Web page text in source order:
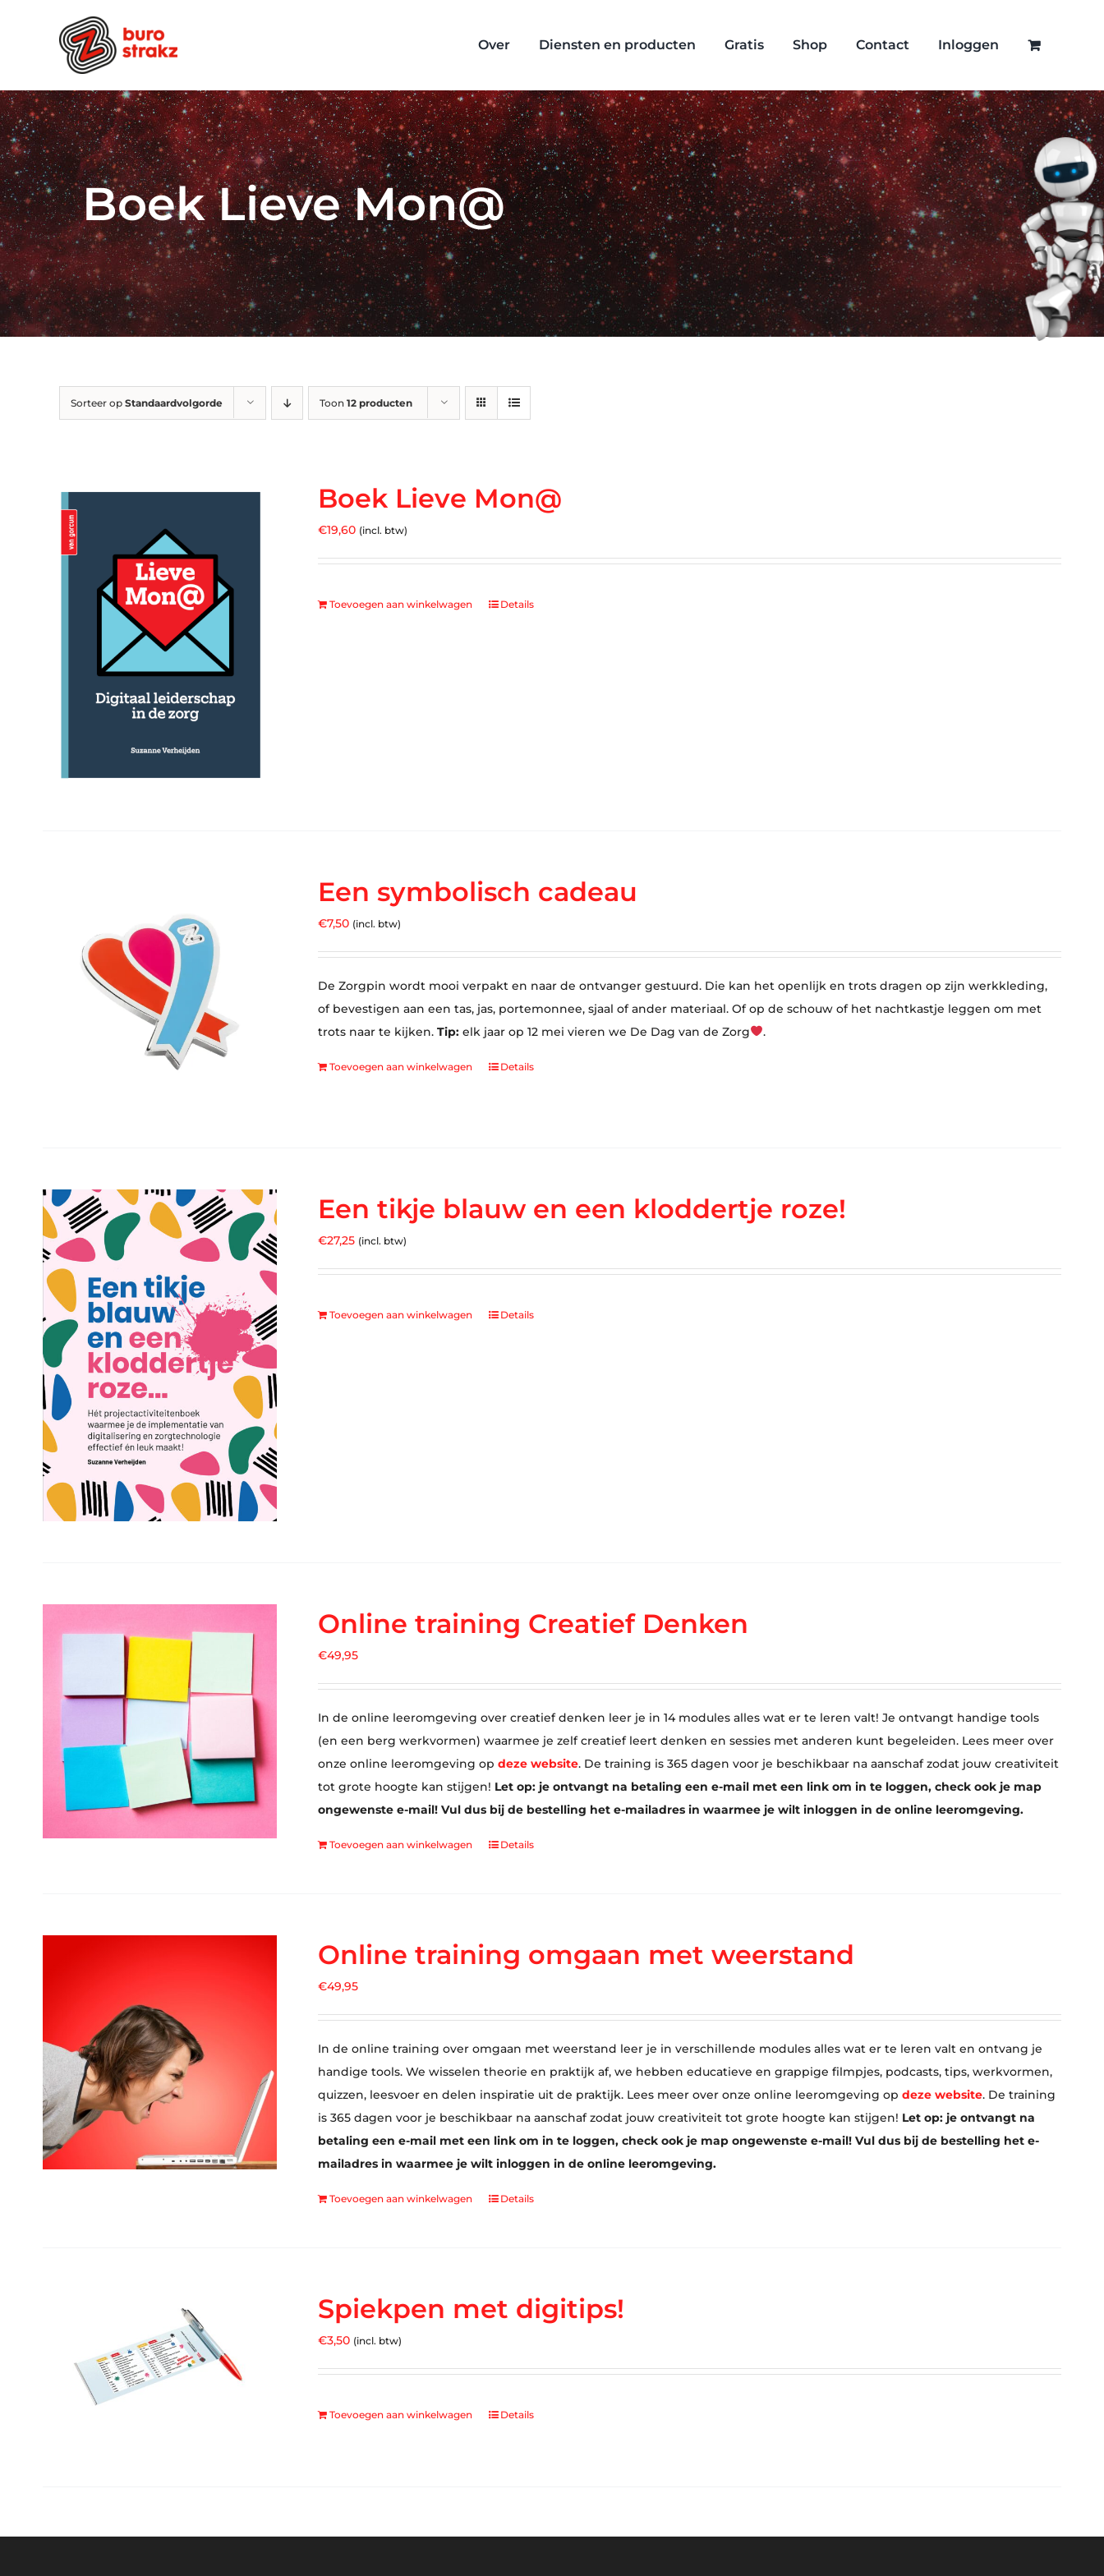
Over Diensten en producten Gratis Shop Contact Inloggen
Boek Lieve Mon@
Sorteer op Standaardvolgorde Toon 12 producten
Boek Lieve Mon@
€19,60 (incl. btw)
Toevoegen aan winkelwagen Details
Een symbolisch cadeau
€7,50 (incl. btw)
De Zorgpin wordt mooi verpakt en naar de ontvanger gestuurd. Die kan het openlijk en trots dragen op zijn werkkleding,
of bevestigen aan een tas, jas, portemonnee, sjaal of ander materiaal. Of op de schouw of het nachtkastje leggen om met
trots naar te kijken. Tip: elk jaar op 12 mei vieren we De Dag van de Zorg .
Toevoegen aan winkelwagen Details
Een tikje blauw en een kloddertje roze!
€27,25 (incl. btw)
Toevoegen aan winkelwagen Details
Online training Creatief Denken
€49,95
In de online leeromgeving over creatief denken leer je in 14 modules alles wat er te leren valt! Je ontvangt handige tools
(en een berg werkvormen) waarmee je zelf creatief leert denken en sessies met anderen kunt begeleiden. Lees meer over
onze online leeromgeving op deze website. De training is 365 dagen voor je beschikbaar na aanschaf zodat jouw creativiteit
tot grote hoogte kan stijgen! Let op: je ontvangt na betaling een e-mail met een link om in te loggen, check ook je map
ongewenste e-mail! Vul dus bij de bestelling het e-mailadres in waarmee je wilt inloggen in de online leeromgeving.
Toevoegen aan winkelwagen Details
Online training omgaan met weerstand
€49,95
In de online training over omgaan met weerstand leer je in verschillende modules alles wat er te leren valt en ontvang je
handige tools. We wisselen theorie en praktijk af, we hebben educatieve en grappige filmpjes, podcasts, tips, werkvormen,
quizzen, leesvoer en delen inspiratie uit de praktijk. Lees meer over onze online leeromgeving op deze website. De training
is 365 dagen voor je beschikbaar na aanschaf zodat jouw creativiteit tot grote hoogte kan stijgen! Let op: je ontvangt na
betaling een e-mail met een link om in te loggen, check ook je map ongewenste e-mail! Vul dus bij de bestelling het e-
mailadres in waarmee je wilt inloggen in de online leeromgeving.
Toevoegen aan winkelwagen Details
Spiekpen met digitips!
€3,50 (incl. btw)
Toevoegen aan winkelwagen Details